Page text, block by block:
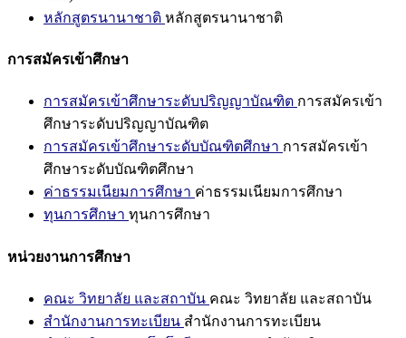
หลักสูตรนานาชาติ หลักสูตรนานาชาติ
การสมัครเข้าศึกษา
การสมัครเข้าศึกษาระดับปริญญาบัณฑิต การสมัครเข้า
ศึกษาระดับปริญญาบัณฑิต
การสมัครเข้าศึกษาระดับบัณฑิตศึกษา การสมัครเข้า
ศึกษาระดับบัณฑิตศึกษา
ค่าธรรมเนียมการศึกษา ค่าธรรมเนียมการศึกษา
ทุนการศึกษา ทุนการศึกษา
หน่วยงานการศึกษา
คณะ วิทยาลัย และสถาบัน คณะ วิทยาลัย และสถาบัน
สำนักงานการทะเบียน สำนักงานการทะเบียน